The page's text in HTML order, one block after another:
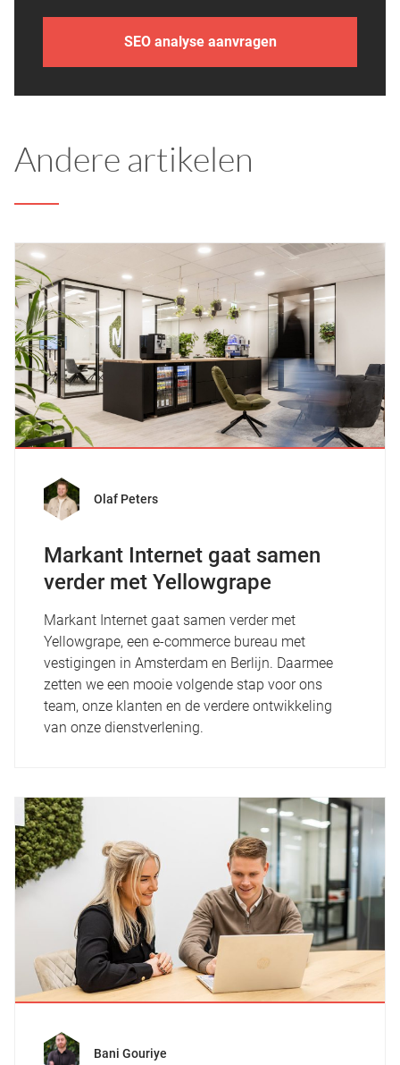
SEO analyse aanvragen
Andere artikelen
Olaf Peters
Markant Internet gaat samen
verder met Yellowgrape
Markant Internet gaat samen verder met
Yellowgrape, een e-commerce bureau met
vestigingen in Amsterdam en Berlijn. Daarmee
zetten we een mooie volgende stap voor ons
team, onze klanten en de verdere ontwikkeling
van onze dienstverlening.
Bani Gouriye